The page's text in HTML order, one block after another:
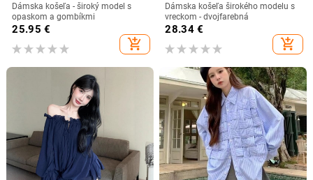
Dámska košeľa - široký model s
opaskom a gombíkmi
25.95 €
add_shopping_cart
Dámska košeľa širokého modelu s
vreckom - dvojfarebná
28.34€
add_shopping_cart